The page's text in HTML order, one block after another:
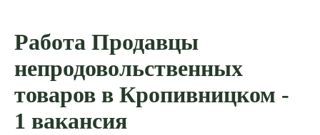
Работа Продавцы
непродовольственных
товаров в Кропивницком -
1 вакансия